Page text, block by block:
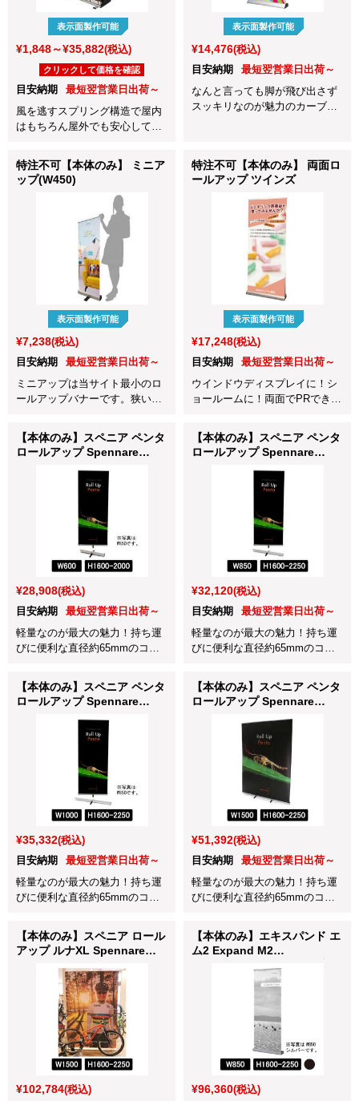
表示面製作可能
¥1,848～¥35,882(税込)
クリックして価格を確認
目安納期
最短翌営業日出荷～
風を逃すスプリング構造で屋内
はもちろん屋外でも安心して使
表示面製作可能
¥14,476(税込)
目安納期
最短翌営業日出荷～
なんと言っても脚が飛び出さず
スッキリなのが魅力のカーブベ
特注不可【本体のみ】 ミニア
ップ(W450)
表示面製作可能
¥7,238(税込)
目安納期
最短翌営業日出荷～
ミニアップは当サイト最小のロ
ールアップバナーです。狭い場
運びも楽々です。
特注不可【本体のみ】 両面ロ
ールアップ ツインズ
表示面製作可能
¥17,248(税込)
目安納期
最短翌営業日出荷～
ウインドウディスプレイに！シ
ョールームに！両面でPRできる
ーです。
【本体のみ】スペニア ペンタ
ロールアップ Spennare
Penta Rollup W600×H1600-
2000ｍm (241-060165-1)
¥28,908(税込)
目安納期
最短翌営業日出荷～
軽量なのが最大の魅力！持ち運
びに便利な直径約65mmのコン
ンドです。
【本体のみ】スペニア ペンタ
ロールアップ Spennare
Penta Rollup W850×H1600-
2250mm (241-085160-1)
¥32,120(税込)
目安納期
最短翌営業日出荷～
軽量なのが最大の魅力！持ち運
びに便利な直径約65mmのコン
ンドです。
【本体のみ】スペニア ペンタ
ロールアップ Spennare
Penta Rollup
W1000×H1600-2250mm
(241-100160-1)
¥35,332(税込)
目安納期
最短翌営業日出荷～
軽量なのが最大の魅力！持ち運
びに便利な直径約65mmのコン
ンドです。
【本体のみ】スペニア ペンタ
ロールアップ Spennare
W1500×H1600-2250mm
(241-150160-1)
¥51,392(税込)
目安納期
最短翌営業日出荷～
軽量なのが最大の魅力！持ち運
びに便利な直径約65mmのコン
ンドです。
【本体のみ】スペニア ロール
アップ ルナXL Spennare
Rollup LUNA XL
W1500×H1600-2250mm
(251-150160-1)
¥102,784(税込)
【本体のみ】エキスパンド エ
ム2 Expand M2
W850×H1600-2250mm ブラ
ック (605-85220-BLA)
¥96,360(税込)